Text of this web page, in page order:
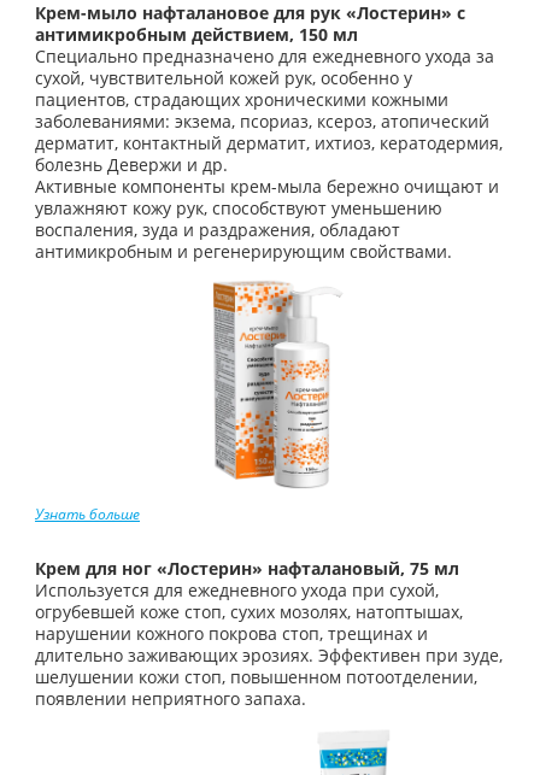
Крем-мыло нафталановое для рук «Лостерин» с
антимикробным действием, 150 мл
Специально предназначено для ежедневного ухода за
сухой, чувствительной кожей рук, особенно у
пациентов, страдающих хроническими кожными
заболеваниями: экзема, псориаз, ксероз, атопический
дерматит, контактный дерматит, ихтиоз, кератодермия,
болезнь Девержи и др.
Активные компоненты крем-мыла бережно очищают и
увлажняют кожу рук, способствуют уменьшению
воспаления, зуда и раздражения, обладают
антимикробным и регенерирующим свойствами.
Узнать больше
Крем для ног «Лостерин» нафталановый, 75 мл
Используется для ежедневного ухода при сухой,
огрубевшей коже стоп, сухих мозолях, натоптышах,
нарушении кожного покрова стоп, трещинах и
длительно заживающих эрозиях. Эффективен при зуде,
шелушении кожи стоп, повышенном потоотделении,
появлении неприятного запаха.